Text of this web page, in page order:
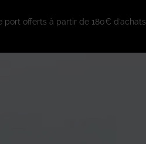
port offerts à partir de 180€ d’achats